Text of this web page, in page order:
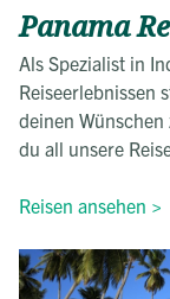
Panama
Als Spezialist in
Reiseerlebnissen
deinen
du all unsere
Reisen ansehen >